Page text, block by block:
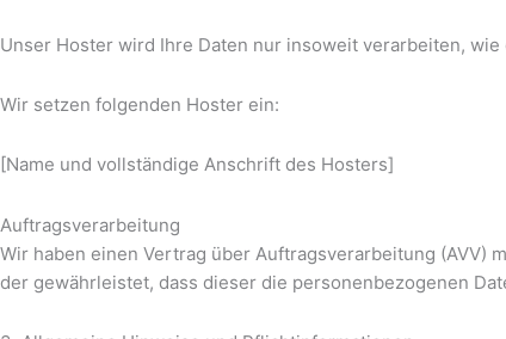
Unser Hoster wird Ihre Daten nur insoweit verarbeiten,
Wir setzen folgenden Hoster ein:
[Name und vollständige Anschrift des Hosters]
Auftragsverarbeitung
Wir haben einen Vertrag über Auftragsverarbeitung (AVV)
der gewährleistet, dass dieser die personenbezogenen